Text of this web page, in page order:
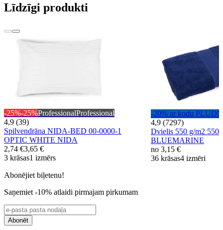
Līdzīgi produkti
-25%-25%ProfessionalProfessional
4,9 (39)
Spilvendrāna NIDA-BED 00-0000-1
OPTIC WHITE NIDA
2,74 €3,65 €
3 krāsas1 izmērs
-20% ar kodu
4,9 (7297)
Dvielis 550 g/m2
BLUEMARINE
no 3,15 €
36 krāsas4 izmēri
Abonējiet biļetenu!
Saņemiet -10% atlaidi pirmajam pirkumam
Abonēt